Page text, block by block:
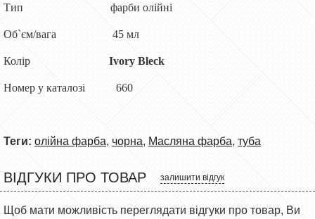
Тип фарби олійні
Об`єм/вага 45 мл
Колір Ivory Bleck
Номер у каталозі 660
Теги: олійна фарба, чорна, Масляна фарба, туба
ВІДГУКИ ПРО ТОВАР залишити відгук
Щоб мати можливість переглядати відгуки про товар, Ви